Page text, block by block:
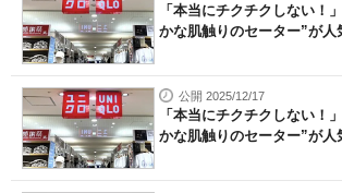
「本当にチクチクしない
かな肌触りのセーター”が
公開 2025/12/17
「本当にチクチクしない
かな肌触りのセーター”が